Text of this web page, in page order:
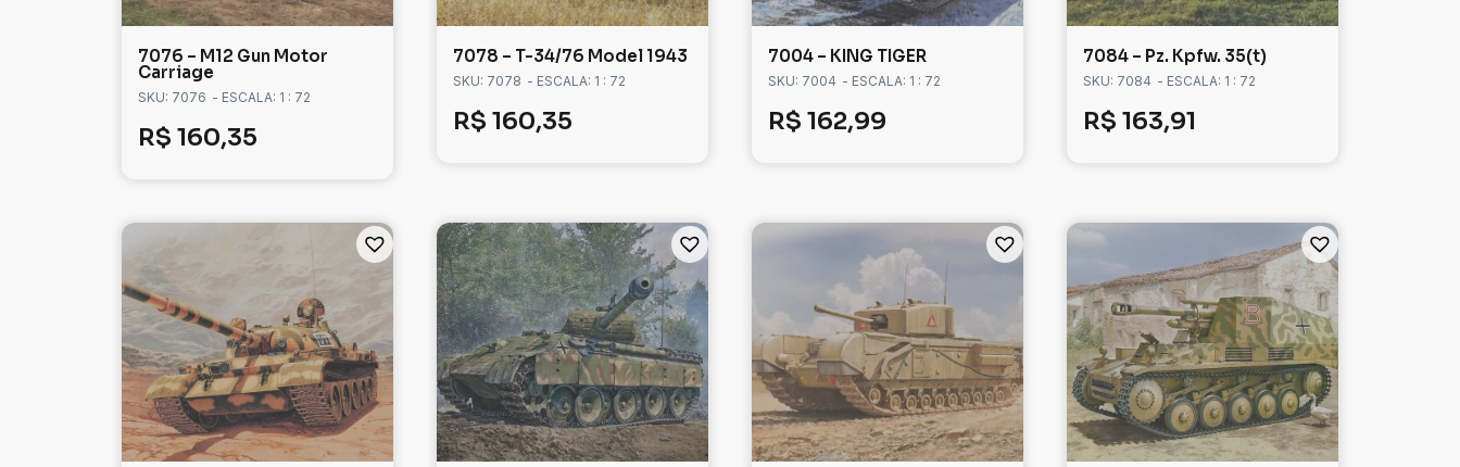
7076 – M12 Gun Motor
Carriage
SKU: 7076 - ESCALA: 1 : 72
R$ 160,35
7078 – T-34/76 Model 1943
SKU: 7078 - ESCALA: 1 : 72
R$ 160,35
7004 – KING TIGER
SKU: 7004 - ESCALA: 1 : 72
R$ 162,99
7084 – Pz. Kpfw. 35(t)
SKU: 7084 - ESCALA: 1 : 72
R$ 163,91